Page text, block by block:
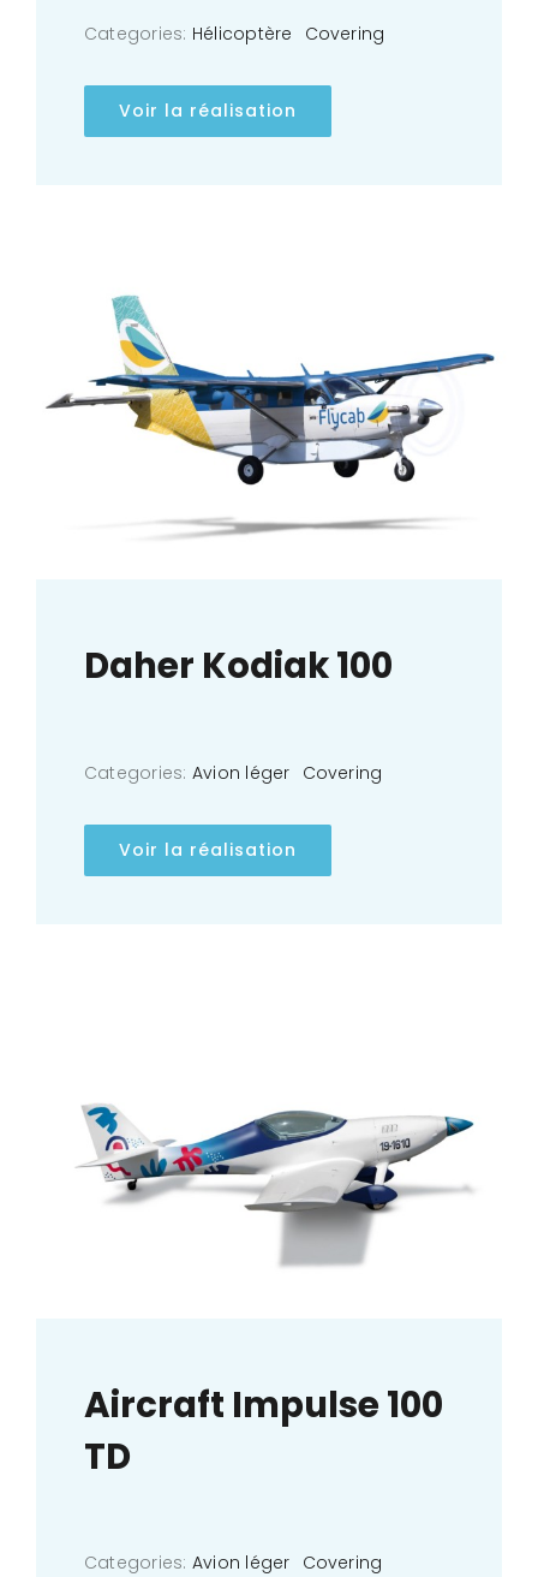
Categories: Hélicoptère Covering
Voir la réalisation
Daher Kodiak 100
Categories: Avion léger Covering
Voir la réalisation
Aircraft Impulse 100
TD
Categories: Avion léger Covering